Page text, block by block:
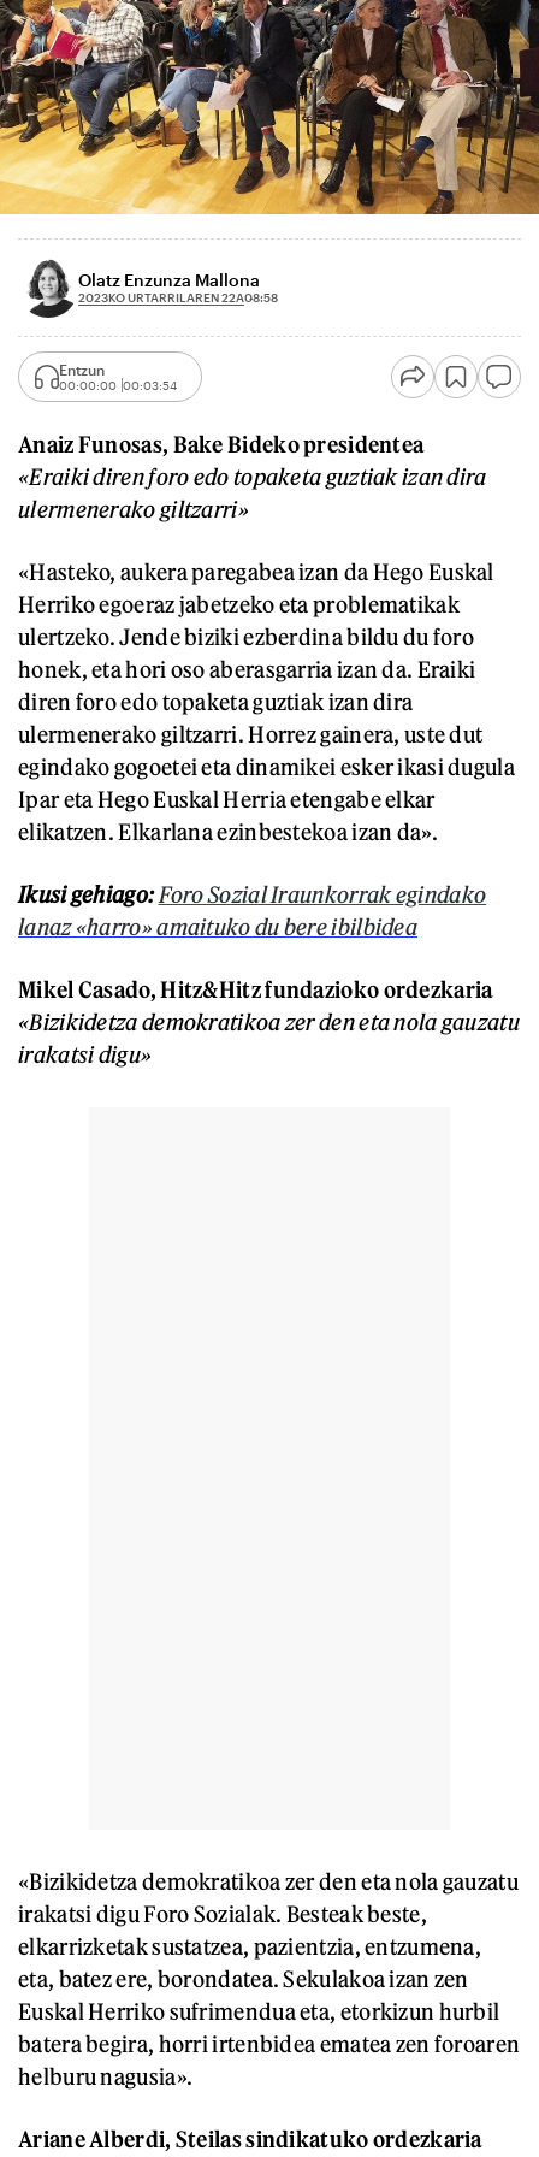
Olatz Enzunza Mallona
2023KO URTARRILAREN 22A08:58
Entzun
00:00:00 00:03:54
Anaiz Funosas, Bake Bideko presidentea
«Eraiki diren foro edo topaketa guztiak izan dira
ulermenerako giltzarri»
«Hasteko, aukera paregabea izan da Hego Euskal
Herriko egoeraz jabetzeko eta problematikak
ulertzeko. Jende biziki ezberdina bildu du foro
honek, eta hori oso aberasgarria izan da. Eraiki
diren foro edo topaketa guztiak izan dira
ulermenerako giltzarri. Horrez gainera, uste dut
egindako gogoetei eta dinamikei esker ikasi dugula
Ipar eta Hego Euskal Herria etengabe elkar
elikatzen. Elkarlana ezinbestekoa izan da».
Ikusi gehiago: Foro Sozial Iraunkorrak egindako
lanaz «harro» amaituko du bere ibilbidea
Mikel Casado, Hitz&Hitz fundazioko ordezkaria
«Bizikidetza demokratikoa zer den eta nola gauzatu
irakatsi digu»
«Bizikidetza demokratikoa zer den eta nola gauzatu
irakatsi digu Foro Sozialak. Besteak beste,
elkarrizketak sustatzea, pazientzia, entzumena,
eta, batez ere, borondatea. Sekulakoa izan zen
Euskal Herriko sufrimendua eta, etorkizun hurbil
batera begira, horri irtenbidea ematea zen foroaren
helburu nagusia».
Ariane Alberdi, Steilas sindikatuko ordezkaria